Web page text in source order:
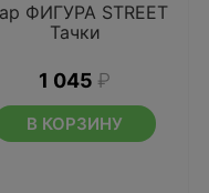
ФИГУРА STREET
Тачки
1 045 ₽
В КОРЗИНУ